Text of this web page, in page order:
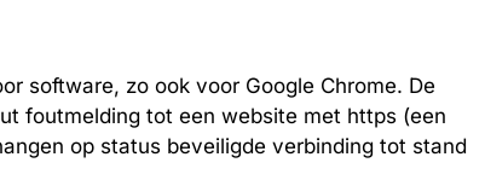
software, zo ook voor Google Chrome. De
foutmelding tot een website met https (een
op status beveiligde verbinding tot stand